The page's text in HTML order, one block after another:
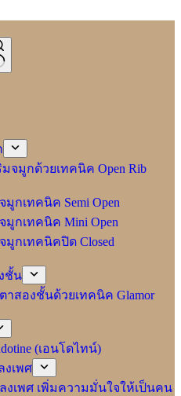
จมูกด้วยเทคนิค Open Rib
กเทคนิค Semi Open
กเทคนิค Mini Open
กเทคนิคปิด Closed
ชั้น
าสองชั้นด้วยเทคนิค Glamor
(เอนโดไทน์)
เพศ
งเพศ เพิ่มความมั่นใจให้เป็นคน